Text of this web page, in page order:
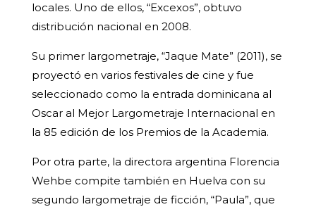
locales. Uno de ellos, “Excexos”, obtuvo
distribución nacional en 2008.
Su primer largometraje, “Jaque Mate” (2011), se
proyectó en varios festivales de cine y fue
seleccionado como la entrada dominicana al
Oscar al Mejor Largometraje Internacional en
la 85 edición de los Premios de la Academia.
Por otra parte, la directora argentina Florencia
Wehbe compite también en Huelva con su
segundo largometraje de ficción, “Paula”, que